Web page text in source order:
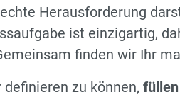
Herausforderung
ist einzigartig,
finden wir Ihr
zu können,